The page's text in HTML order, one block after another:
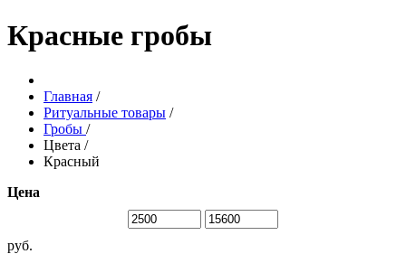
Красные гробы
Главная /
Ритуальные товары /
Гробы /
Цвета /
Красный
Цена
руб.